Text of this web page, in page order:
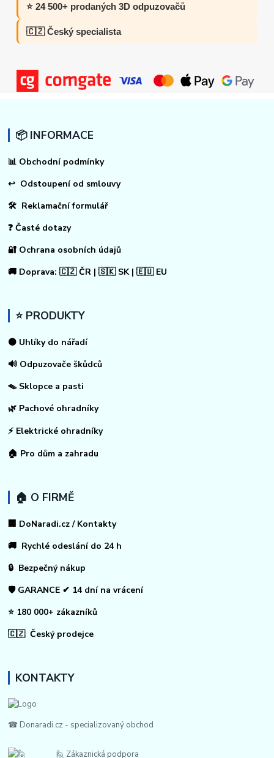
⭐ 24 500+ prodaných 3D odpuzovačů
🇨🇿 Český specialista
📦 INFORMACE
📊 Obchodní podmínky
↩ Odstoupení od smlouvy
🛠 Reklamační formulář
❓ Časté dotazy
🔐 Ochrana osobních údajů
🚚 Doprava: 🇨🇿 ČR | 🇸🇰 SK | 🇪🇺 EU
⭐ PRODUKTY
⚫ Uhlíky do nářadí
🔊 Odpuzovače škůdců
🪤 Sklopce a pasti
🌿 Pachové ohradníky
⚡ Elektrické ohradníky
🏠 Pro dům a zahradu
🏠 O FIRMĚ
🏢 DoNaradi.cz / Kontakty
🚚 Rychlé odeslání do 24 h
🔒 Bezpečný nákup
🛡️ GARANCE ✔ 14 dní na vrácení
⭐ 180 000+ zákazníků
🇨🇿 Český prodejce
KONTAKTY
☎ Donaradi.cz - specializovaný obchod
🙋 Zákaznická podpora